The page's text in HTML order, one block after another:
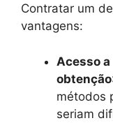
Contratar um
vantagens:
Acesso
obtenção
métodos
seriam